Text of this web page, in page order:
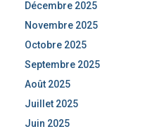
Décembre 2025
Novembre 2025
Octobre 2025
Septembre 2025
Août 2025
Juillet 2025
Juin 2025